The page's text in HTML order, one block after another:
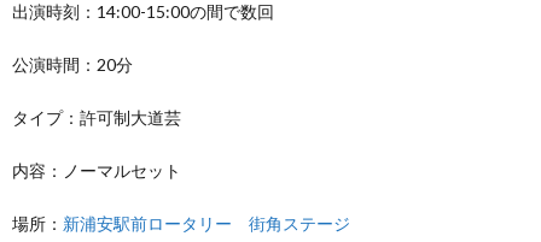
出演時刻：14:00-15:00の間で数回
公演時間：20分
タイプ：許可制大道芸
内容：ノーマルセット
場所： 新浦安駅前ロータリー 街角ステージ